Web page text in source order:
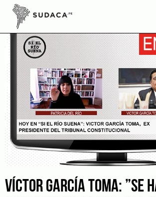
Skip
content
VÍCTOR GARCÍA TOMA: ”SE